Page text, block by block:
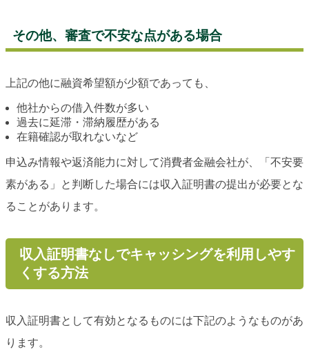
その他、審査で不安な点がある場合
上記の他に融資希望額が少額であっても、
他社からの借入件数が多い
過去に延滞・滞納履歴がある
在籍確認が取れないなど
申込み情報や返済能力に対して消費者金融会社が、「不安要
素がある」と判断した場合には収入証明書の提出が必要とな
ることがあります。
収入証明書なしでキャッシングを利用しやす
くする方法
収入証明書として有効となるものには下記のようなものがあ
ります。